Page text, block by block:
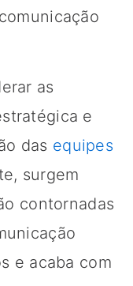
as
e
das equipes
surgem
contornadas
e acaba com